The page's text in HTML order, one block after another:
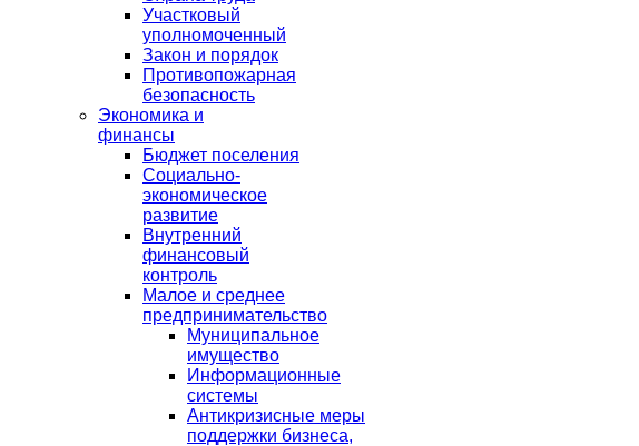
Участковый
уполномоченный
Закон и порядок
Противопожарная
безопасность
Экономика и
финансы
Бюджет поселения
Социально-
экономическое
развитие
Внутренний
финансовый
контроль
Малое и среднее
предпринимательство
Муниципальное
имущество
Информационные
системы
Антикризисные меры
поддержки бизнеса,